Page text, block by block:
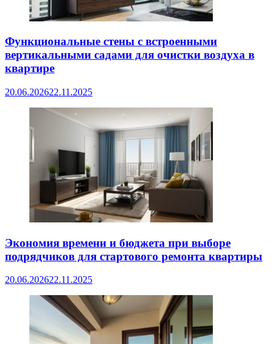
Функциональные стены с встроенными
вертикальными садами для очистки воздуха в
квартире
20.06.202622.11.2025
Экономия времени и бюджета при выборе
подрядчиков для стартового ремонта квартиры
20.06.202622.11.2025